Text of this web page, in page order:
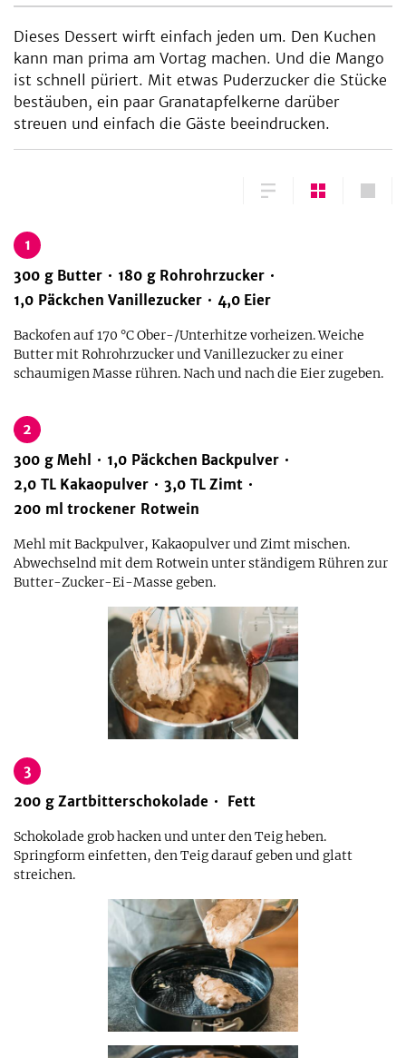
Dieses Dessert wirft einfach jeden um. Den Kuchen
kann man prima am Vortag machen. Und die Mango
ist schnell püriert. Mit etwas Puderzucker die Stücke
bestäuben, ein paar Granatapfelkerne darüber
streuen und einfach die Gäste beeindrucken.
1
300 g Butter 180 g Rohrohrzucker
1,0 Päckchen Vanillezucker 4,0 Eier
Backofen auf 170 °C Ober-/Unterhitze vorheizen. Weiche
Butter mit Rohrohrzucker und Vanillezucker zu einer
schaumigen Masse rühren. Nach und nach die Eier zugeben.
2
300 g Mehl 1,0 Päckchen Backpulver
2,0 TL Kakaopulver 3,0 TL Zimt
200 ml trockener Rotwein
Mehl mit Backpulver, Kakaopulver und Zimt mischen.
Abwechselnd mit dem Rotwein unter ständigem Rühren zur
Butter-Zucker-Ei-Masse geben.
3
200 g Zartbitterschokolade Fett
Schokolade grob hacken und unter den Teig heben.
Springform einfetten, den Teig darauf geben und glatt
streichen.